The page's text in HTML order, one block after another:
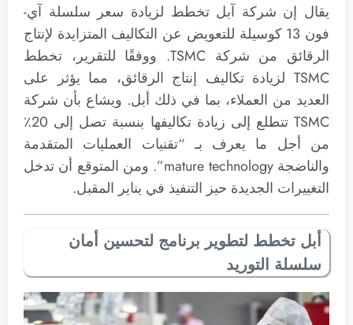
يقال إن شركة آبل تخطط لزيادة سعر سلسلة آي-
فون 13 كوسيلة للتعويض عن التكاليف المتزايدة لإنتاج
الرقائق من شركة TSMC. ووفقًا للتقرير، تخطط
TSMC لزيادة تكاليف إنتاج الرقائق، مما يؤثر على
العديد من العملاء، بما في ذلك أبل. ويشاع بأن شركة
TSMC تتطلع إلى زيادة تكاليفها بنسبة تصل إلى 20٪
من أجل ما يعرف بـ “تقنيات العمليات المتقدمة
والناضجة mature technology”. ومن المتوقع أن تدخل
التغييرات الجديدة حيز التنفيذ في يناير المقبل.
أبل تخطط لتطوير برنامج لتحسين أمان
سلسلة التوريد